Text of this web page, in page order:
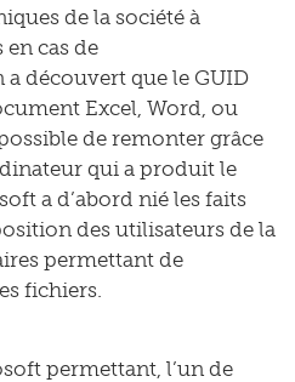
de la société à
cas de
découvert que le GUID
Excel, Word, ou
de remonter grâce
qui a produit le
a d’abord nié les faits
des utilisateurs de la
permettant de
fichiers.
permettant, l’un de